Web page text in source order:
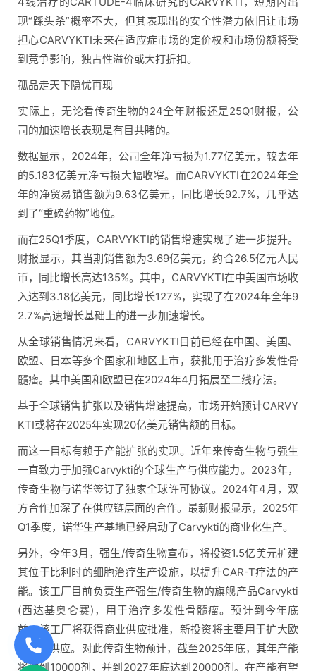
现“踩头杀”概率不大，但其表现出的安全性潜力依旧让市场
担心CARVYKTI未来在适应症市场的定价权和市场份额将受
到竞争影响，独占性溢价或大打折扣。
孤品走天下隐忧再现
实际上，无论看传奇生物的24全年财报还是25Q1财报，公
司的加速增长表现是有目共睹的。
数据显示，2024年，公司全年净亏损为1.77亿美元，较去年
的5.183亿美元净亏损大幅收窄。而CARVYKTI在2024年全
年的净贸易销售额为9.63亿美元，同比增长92.7%，几乎达
到了“重磅药物”地位。
而在25Q1季度，CARVYKTI的销售增速实现了进一步提升。
财报显示，其当期销售额为3.69亿美元，约合26.5亿元人民
币，同比增长高达135%。其中，CARVYKTI在中美国市场收
入达到3.18亿美元，同比增长127%，实现了在2024年全年9
2.7%高速增长基础上的进一步加速增长。
从全球销售情况来看，CARVYKTI目前已经在中国、美国、
欧盟、日本等多个国家和地区上市，获批用于治疗多发性骨
髓瘤。其中美国和欧盟已在2024年4月拓展至二线疗法。
基于全球销售扩张以及销售增速提高，市场开始预计CARVY
KTI或将在2025年实现20亿美元销售额的目标。
而这一目标有赖于产能扩张的实现。近年来传奇生物与强生
一直致力于加强Carvykti的全球生产与供应能力。2023年，
传奇生物与诺华签订了独家全球许可协议。2024年4月，双
方合作加深了在供应链层面的合作。最新财报显示，2025年
Q1季度，诺华生产基地已经启动了Carvykti的商业化生产。
另外，今年3月，强生/传奇生物宣布，将投资1.5亿美元扩建
其位于比利时的细胞治疗生产设施，以提升CAR-T疗法的产
能。该工厂目前负责生产强生/传奇生物的旗舰产品Carvykti
(西达基奥仑赛)，用于治疗多发性骨髓瘤。预计到今年底
前，该工厂将获得商业供应批准，新投资将主要用于扩大欧
盟市场供应。对此传奇生物预计，截至2025年底，其年产能
将达到10000剂，并到2027年底达到20000剂。在产能有望